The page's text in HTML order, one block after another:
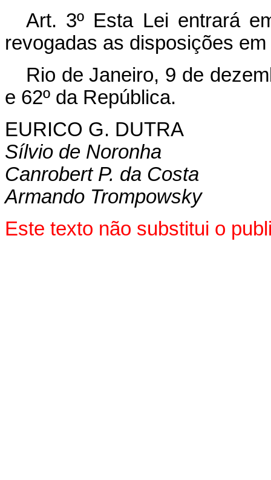
Art. 3º Esta Lei entrará
revogadas as disposições
Rio de Janeiro, 9 de
e 62º da República.
EURICO G. DUTRA
Sílvio de Noronha
Canrobert P. da Costa
Armando Trompowsky
Este texto não substitui o